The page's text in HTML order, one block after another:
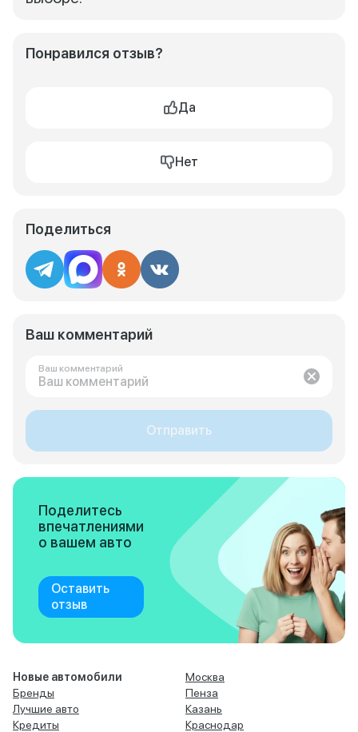
Понравился отзыв?
Да
Нет
Поделиться
Ваш комментарий
Ваш комментарий
Отправить
Поделитесь
впечатлениями
о вашем авто
Оставить
отзыв
Новые автомобили
Бренды
Лучшие авто
Кредиты
Москва
Пенза
Казань
Краснодар